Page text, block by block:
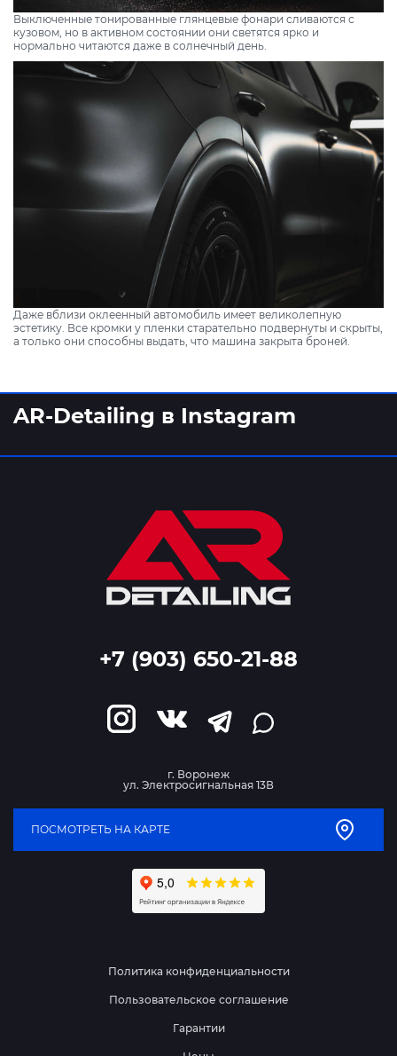
Выключенные тонированные глянцевые фонари сливаются с
кузовом, но в активном состоянии они светятся ярко и
нормально читаются даже в солнечный день.
Даже вблизи оклеенный автомобиль имеет великолепную
эстетику. Все кромки у пленки старательно подвернуты и скрыты,
а только они способны выдать, что машина закрыта броней.
AR-Detailing в Instagram
+7 (903) 650-21-88
г. Воронеж
ул. Электросигнальная 13В
ПОСМОТРЕТЬ НА КАРТЕ
Политика конфиденциальности
Пользовательское соглашение
Гарантии